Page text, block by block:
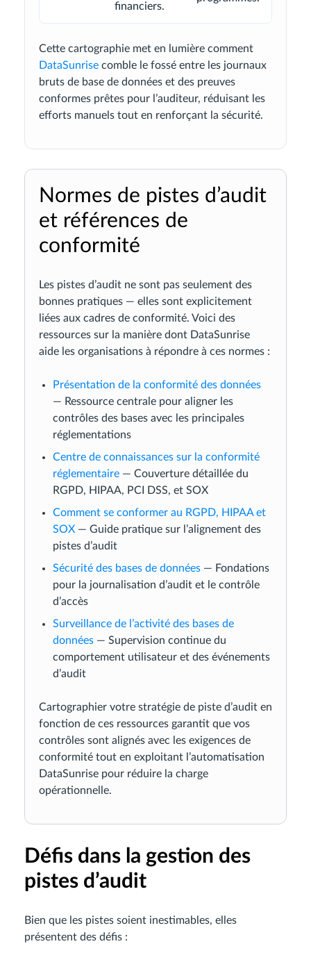
financiers.
Cette cartographie met en lumière comment
DataSunrise comble le fossé entre les journaux
bruts de base de données et des preuves
conformes prêtes pour l’auditeur, réduisant les
efforts manuels tout en renforçant la sécurité.
Normes de pistes d’audit
et références de
conformité
Les pistes d’audit ne sont pas seulement des
bonnes pratiques — elles sont explicitement
liées aux cadres de conformité. Voici des
ressources sur la manière dont DataSunrise
aide les organisations à répondre à ces normes :
Présentation de la conformité des données
— Ressource centrale pour aligner les
contrôles des bases avec les principales
réglementations
Centre de connaissances sur la conformité
réglementaire — Couverture détaillée du
RGPD, HIPAA, PCI DSS, et SOX
Comment se conformer au RGPD, HIPAA et
SOX — Guide pratique sur l’alignement des
pistes d’audit
Sécurité des bases de données — Fondations
pour la journalisation d’audit et le contrôle
d’accès
Surveillance de l’activité des bases de
données — Supervision continue du
comportement utilisateur et des événements
d’audit
Cartographier votre stratégie de piste d’audit en
fonction de ces ressources garantit que vos
contrôles sont alignés avec les exigences de
conformité tout en exploitant l’automatisation
DataSunrise pour réduire la charge
opérationnelle.
Défis dans la gestion des
pistes d’audit
Bien que les pistes soient inestimables, elles
présentent des défis :